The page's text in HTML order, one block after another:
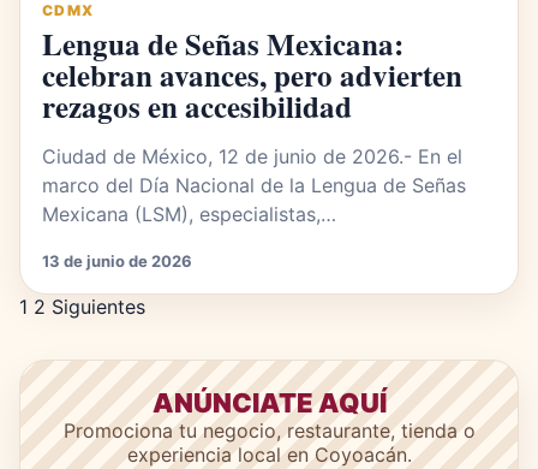
CDMX
Lengua de Señas Mexicana:
celebran avances, pero advierten
rezagos en accesibilidad
Ciudad de México, 12 de junio de 2026.- En el
marco del Día Nacional de la Lengua de Señas
Mexicana (LSM), especialistas,…
13 de junio de 2026
Paginación de entradas
1 2 Siguientes
ANÚNCIATE AQUÍ
Promociona tu negocio, restaurante, tienda o
experiencia local en Coyoacán.